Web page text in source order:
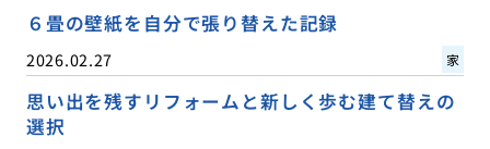
６畳の壁紙を自分で張り替えた記録
2026.02.27 家
思い出を残すリフォームと新しく歩む建て替えの
選択